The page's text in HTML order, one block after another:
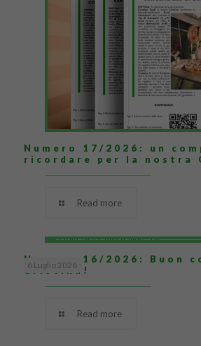
Numero 17/2026: un
ricordare per la nostra
Read more
6 Luglio 2026
Numero 16/2026: Buon
Cristina!
Read more